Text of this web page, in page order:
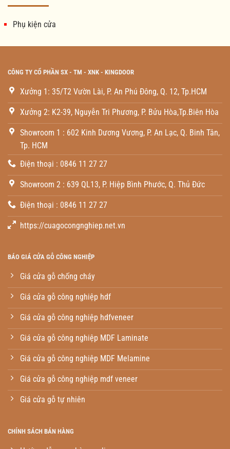
Phụ kiện cửa
CÔNG TY CỔ PHẦN SX - TM - XNK - KINGDOOR
Xưởng 1: 35/T2 Vườn Lài, P. An Phú Đông, Q. 12, Tp.HCM
Xưởng 2: K2-39, Nguyễn Tri Phương, P. Bửu Hòa,Tp.Biên Hòa
Showroom 1 : 602 Kinh Dương Vương, P. An Lạc, Q. Binh Tân,
Tp. HCM
Điện thoại : 0846 11 27 27
Showroom 2 : 639 QL13, P. Hiệp Bình Phước, Q. Thủ Đức
Điện thoại : 0846 11 27 27
https://cuagocongnghiep.net.vn
BÁO GIÁ CỬA GỖ CÔNG NGHIỆP
Giá cửa gỗ chống cháy
Giá cửa gỗ công nghiệp hdf
Giá cửa gỗ công nghiệp hdfveneer
Giá cửa gỗ công nghiệp MDF Laminate
Giá cửa gỗ công nghiệp MDF Melamine
Giá cửa gỗ công nghiệp mdf veneer
Giá cửa gỗ tự nhiên
CHÍNH SÁCH BÁN HÀNG